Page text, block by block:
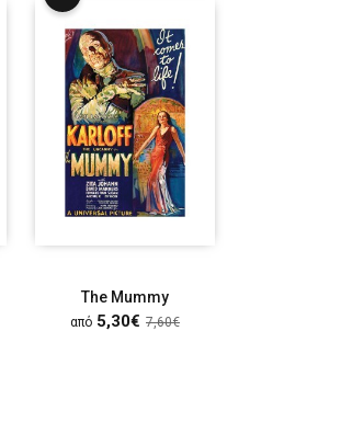
The Mummy
από 5,30€ 7,60€